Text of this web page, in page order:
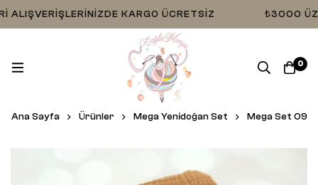
KARGO ÜCRETSIZ ₺3000 ÜZERI
0
Ana Sayfa Ürünler Mega Yenidoğan Set Mega Set 09